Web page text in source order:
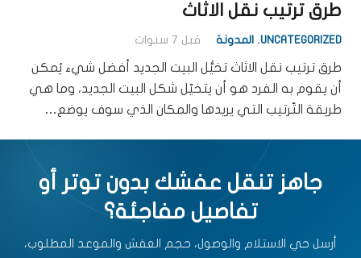
طرق ترتيب نقل الاثاث
UNCATEGORIZED
, المدونة قبل 7 سنوات
طرق ترتيب نقل الاثاث تخيُّل البيت الجديد أفضل شيء يُمكن
أن يقوم به الفرد هو أن يتخيّل شكل البيت الجديد، وما هي
طريقة التّرتيب التي يريدها والمكان الذي سوف يوضع…
جاهز تنقل عفشك بدون توتر أو
تفاصيل مفاجئة؟
أرسل حي الاستلام والوصول، حجم العفش والموعد المطلوب،